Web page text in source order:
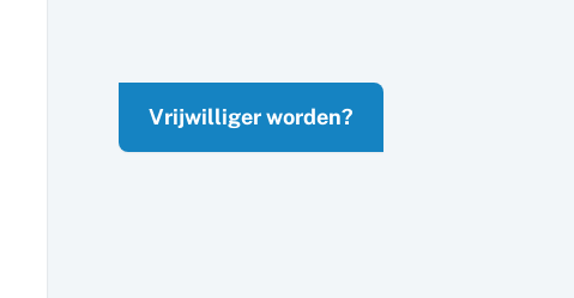
Vrijwilliger worden?